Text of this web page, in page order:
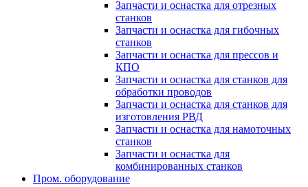
Запчасти и оснастка для отрезных
станков
Запчасти и оснастка для гибочных
станков
Запчасти и оснастка для прессов и
КПО
Запчасти и оснастка для станков для
обработки проводов
Запчасти и оснастка для станков для
изготовления РВД
Запчасти и оснастка для намоточных
станков
Запчасти и оснастка для
комбинированных станков
Пром. оборудование